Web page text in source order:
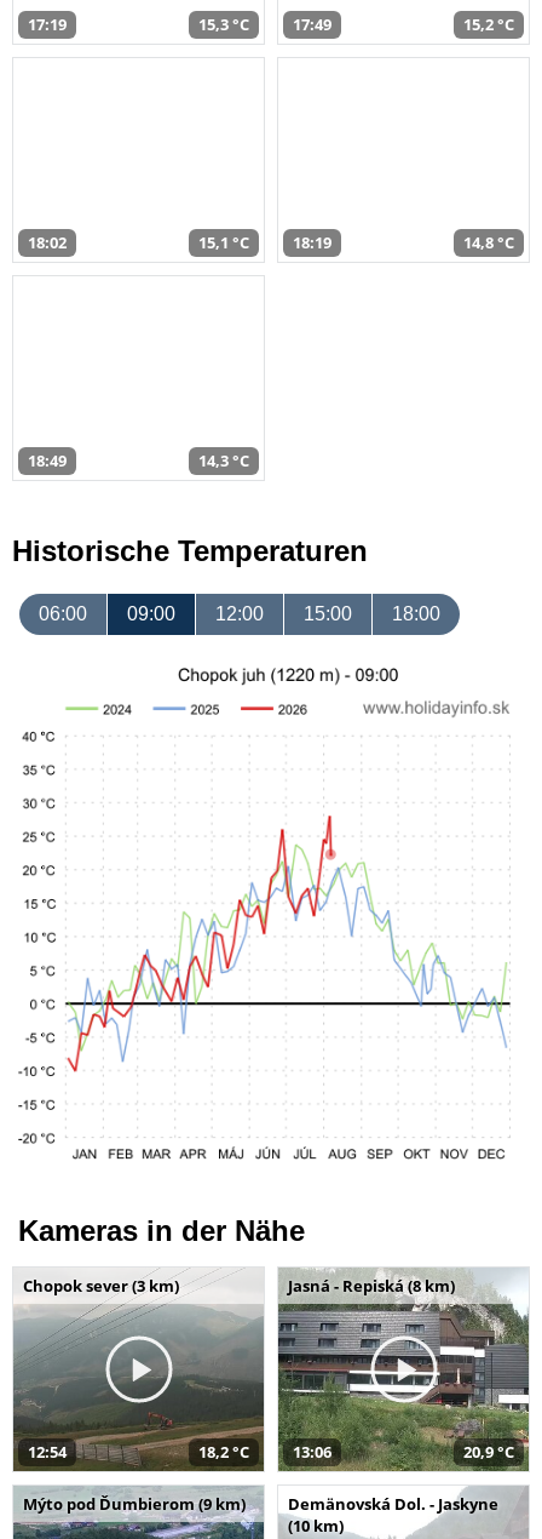
17:19 15,3 °C 17:49 15,2 °C
18:02 15,1 °C 18:19 14,8 °C
18:49 14,3 °C
Historische Temperaturen
06:00 09:00 12:00 15:00 18:00
Kameras in der Nähe
Chopok sever (3 km)
12:54 18,2 °C
Jasná - Repiská (8 km)
13:06 20,9 °C
Mýto pod Ďumbierom (9 km)
Demänovská Dol. - Jaskyne
(10 km)